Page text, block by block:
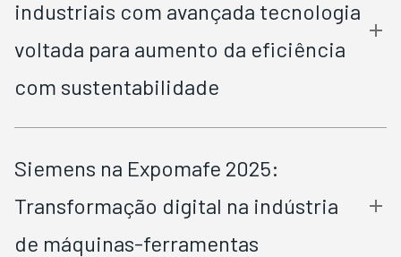
industriais com avançada tecnologia
voltada para aumento da eficiência
com sustentabilidade
Siemens na Expomafe 2025:
Transformação digital na indústria
de máquinas-ferramentas